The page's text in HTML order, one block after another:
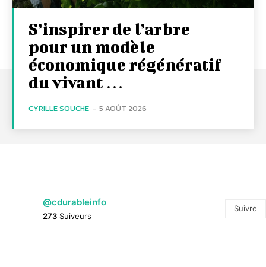
S’inspirer de l’arbre
pour un modèle
économique régénératif
du vivant …
CYRILLE SOUCHE - 5 AOÛT 2026
@cdurableinfo
273 Suiveurs
Suivre